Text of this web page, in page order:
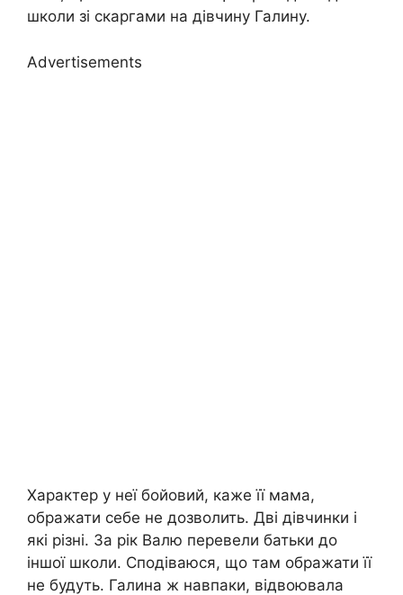
школи зі скаргами на дівчину Галину.
Advertisements
Характер у неї бойовий, каже її мама,
ображати себе не дозволить. Дві дівчинки і
які різні. За рік Валю перевели батьки до
іншої школи. Сподіваюся, що там ображати її
не будуть. Галина ж навпаки, відвоювала